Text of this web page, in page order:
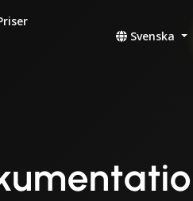
Svenska